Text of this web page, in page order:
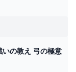
の教え 弓の極意